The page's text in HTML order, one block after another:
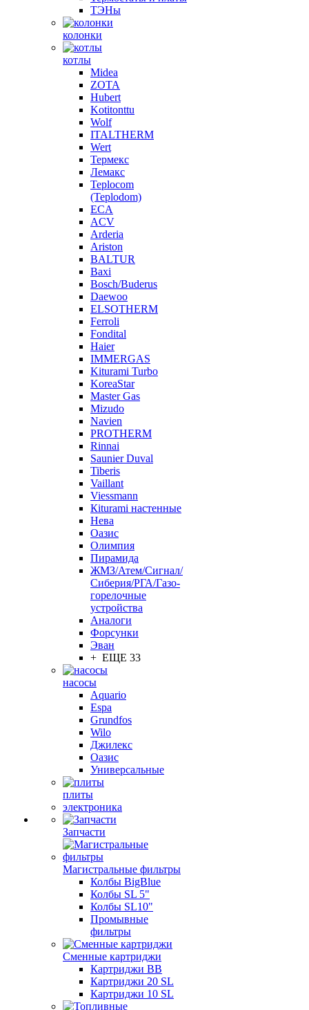
ТЭНы
колонки
котлы
Midea
ZOTA
Hubert
Kotitonttu
Wolf
ITALTHERM
Wert
Термекс
Лемакс
Teplocom
(Teplodom)
ECA
ACV
Arderia
Ariston
BALTUR
Baxi
Bosch/Buderus
Daewoo
ELSOTHERM
Ferroli
Fondital
Haier
IMMERGAS
Kiturami Turbo
KoreaStar
Master Gas
Mizudo
Navien
PROTHERM
Rinnai
Saunier Duval
Tiberis
Vaillant
Viessmann
Кiturami настенные
Нева
Оазис
Олимпия
Пирамида
ЖМЗ/Атем/Сигнал/
Сиберия/РГА/Газо-
горелочные
устройства
Aналоги
Форсунки
Эван
+ ЕЩЕ 33
насосы
Aquario
Espa
Grundfos
Wilo
Джилекс
Оазис
Универсальные
плиты
электроника
Запчасти
Магистральные фильтры
Колбы BigBlue
Колбы SL 5"
Колбы SL10"
Промывные
фильтры
Сменные картриджи
Картриджи BB
Картриджи 20 SL
Картриджи 10 SL